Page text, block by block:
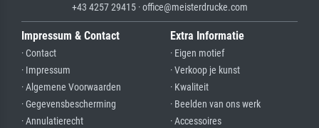
+43 4257 29415 · office@meisterdrucke.com
Impressum & Contact
· Contact
· Impressum
· Algemene Voorwaarden
· Gegevensbescherming
· Annulatierecht
Extra Informatie
· Eigen motief
· Verkoop je kunst
· Kwaliteit
· Beelden van ons werk
· Accessoires